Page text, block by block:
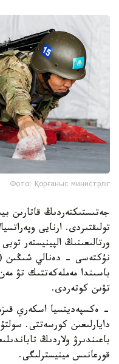
Фото: Қорғаныс министрліг
جەتىستىكتەردىڭ قاتارىن
تولىقتىردى. ارنايى
ورتالىعىنىڭ الپينيستەر
باسىندا مەملەكەتتىك تۋ
تۋىن كوتەردى.
- ەكسپەديتسيا اسكەري
دايارلىعىن كورسەتتى.
باعىندىرۋ ولاردىڭ
قورعانىس مينيسترلىگى.